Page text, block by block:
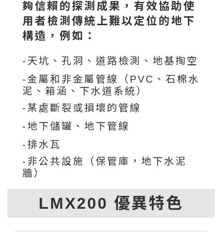
夠信賴的探測成果，有效協助使
用者檢測傳統上難以定位的地下
構造，例如：
-天坑、孔洞、道路檢測、地基掏空
-金屬和非金屬管線（PVC、石棉水
泥、箱涵、下水道系統）
-某處斷裂或損壞的管線
-地下儲罐、地下管線
-排水瓦
-非公共設施（保管庫，地下水泥
牆）
LMX200 優異特色